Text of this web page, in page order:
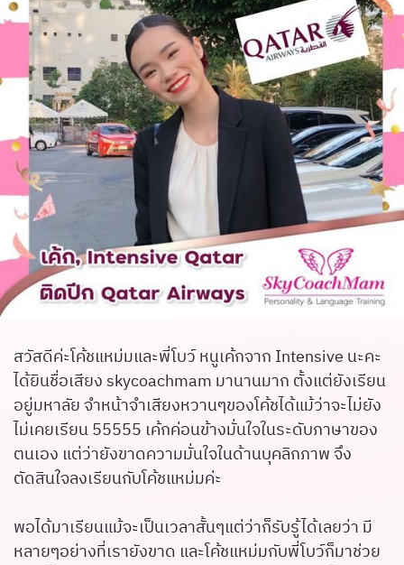
สวัสดีค่ะโค้ชแหม่มและพี่โบว์ หนูเค้กจาก Intensive นะคะ
ได้ยินชื่อเสียง skycoachmam มานานมาก ตั้งแต่ยังเรียน
อยู่มหาลัย จำหน้าจำเสียงหวานๆของโค้ชได้แม้ว่าจะไม่ยัง
ไม่เคยเรียน 55555 เค้กค่อนข้างมั่นใจในระดับภาษาของ
ตนเอง แต่ว่ายังขาดความมั่นใจในด้านบุคลิกภาพ จึง
ตัดสินใจลงเรียนกับโค้ชแหม่มค่ะ
พอได้มาเรียนแม้จะเป็นเวลาสั้นๆแต่ว่าก็รับรู้ได้เลยว่า มี
หลายๆอย่างที่เรายังขาด และโค้ชแหม่มกับพี่โบว์ก็มาช่วย